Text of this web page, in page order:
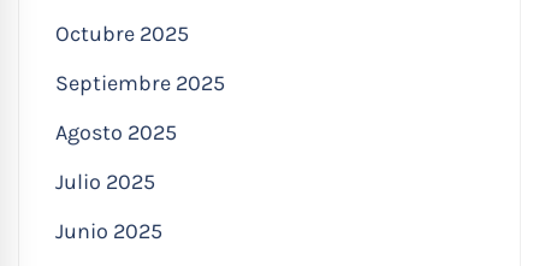
Octubre 2025
Septiembre 2025
Agosto 2025
Julio 2025
Junio 2025